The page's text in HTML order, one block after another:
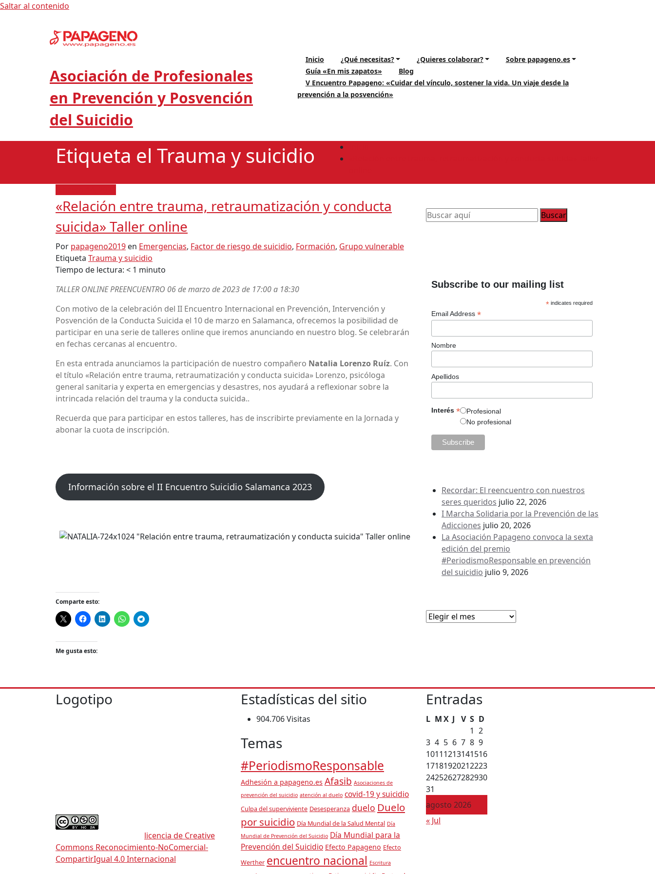
Saltar al contenido
Asociación de Profesionales
en Prevención y Posvención
del Suicidio
Inicio ¿Qué necesitas? ¿Quieres colaborar?
Sobre papageno.es
Guía «En mis zapatos»
Blog
V Encuentro Papageno: «Cuidar del vínculo, sostener la vida. Un viaje desde la
prevención a la posvención»
Etiqueta el Trauma y suicidio
«Relación entre trauma, retraumatización y conducta
suicida» Taller online
Por papageno2019 en Emergencias, Factor de riesgo de suicidio, Formación, Grupo vulnerable
Etiqueta Trauma y suicidio
Tiempo de lectura: < 1 minuto
TALLER ONLINE PREENCUENTRO 06 de marzo de 2023 de 17:00 a 18:30
Con motivo de la celebración del II Encuentro Internacional en Prevención, Intervención y
Posvención de la Conducta Suicida el 10 de marzo en Salamanca, ofrecemos la posibilidad de
participar en una serie de talleres online que iremos anunciando en nuestro blog. Se celebrarán
en fechas cercanas al encuentro.
En esta entrada anunciamos la participación de nuestro compañero Natalia Lorenzo Ruíz. Con
el título «Relación entre trauma, retraumatización y conducta suicida» Lorenzo, psicóloga
general sanitaria y experta en emergencias y desastres, nos ayudará a reflexionar sobre la
intrincada relación del trauma y la conducta suicida..
Recuerda que para participar en estos talleres, has de inscribirte previamente en la Jornada y
abonar la cuota de inscripción.
Información sobre el II Encuentro Suicidio Salamanca 2023
Comparte esto:
Me gusta esto:
Subscribe to our mailing list
* indicates required
Email Address *
Nombre
Apellidos
Interés *
Profesional
No profesional
Recordar: El reencuentro con nuestros
seres queridos julio 22, 2026
I Marcha Solidaria por la Prevención de las
Adicciones julio 20, 2026
La Asociación Papageno convoca la sexta
edición del premio
#PeriodismoResponsable en prevención
del suicidio julio 9, 2026
Archivos
Logotipo
licencia de Creative
Commons Reconocimiento-NoComercial-
CompartirIgual 4.0 Internacional
Estadísticas del sitio
904.706 Visitas
Temas
#PeriodismoResponsable
Adhesión a papageno.es Afasib Asociaciones de
prevención del suicidio atención al duelo covid-19 y suicidio
Culpa del superviviente Desesperanza duelo Duelo
por suicidio Día Mundial de la Salud Mental Día
Mundial de Prevención del Suicidio Día Mundial para la
Prevención del Suicidio Efecto Papageno Efecto
Werther encuentro nacional Escritura
Entradas
agosto 2026
L MX J V S D
1 2
3 4 5 6 7 8 9
10111213141516
17181920212223
24252627282930
31
« Jul